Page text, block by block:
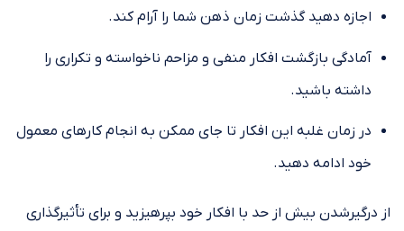
اجازه دهید گذشت زمان ذهن شما را آرام کند.
آمادگی بازگشت افکار منفی و مزاحم ناخواسته و تکراری را
داشته باشید.
در زمان غلبه این افکار تا جای ممکن به انجام کار‌های معمول
خود ادامه دهید.
از درگیرشدن بیش از حد با افکار خود بپرهیزید و برای تأثیرگذاری